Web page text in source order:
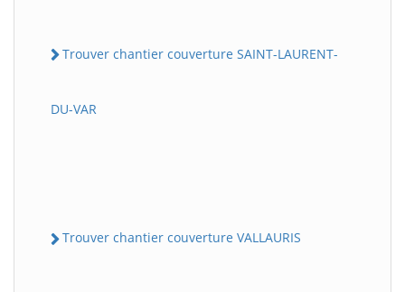
Trouver chantier couverture SAINT-LAURENT-
DU-VAR
Trouver chantier couverture VALLAURIS